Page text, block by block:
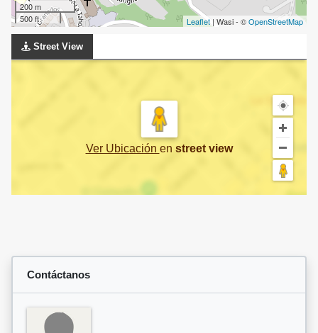
200 m
500 ft
Leaflet | Wasi - ©OpenStreetMap
Street View
Ver Ubicación en street view
Contáctanos